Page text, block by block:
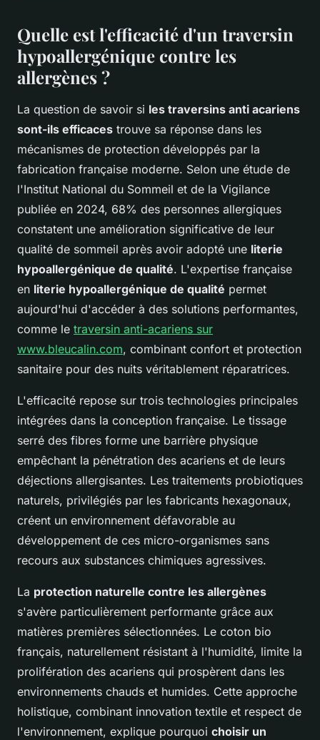
Quelle est l'efficacité d'un traversin
hypoallergénique contre les
allergènes ?
La question de savoir si les traversins anti acariens
sont-ils efficaces trouve sa réponse dans les
mécanismes de protection développés par la
fabrication française moderne. Selon une étude de
l'Institut National du Sommeil et de la Vigilance
publiée en 2024, 68% des personnes allergiques
constatent une amélioration significative de leur
qualité de sommeil après avoir adopté une literie
hypoallergénique de qualité. L'expertise française
en literie hypoallergénique de qualité permet
aujourd'hui d'accéder à des solutions performantes,
comme le traversin anti-acariens sur
www.bleucalin.com, combinant confort et protection
sanitaire pour des nuits véritablement réparatrices.
L'efficacité repose sur trois technologies principales
intégrées dans la conception française. Le tissage
serré des fibres forme une barrière physique
empêchant la pénétration des acariens et de leurs
déjections allergisantes. Les traitements probiotiques
naturels, privilégiés par les fabricants hexagonaux,
créent un environnement défavorable au
développement de ces micro-organismes sans
recours aux substances chimiques agressives.
La protection naturelle contre les allergènes
s'avère particulièrement performante grâce aux
matières premières sélectionnées. Le coton bio
français, naturellement résistant à l'humidité, limite la
prolifération des acariens qui prospèrent dans les
environnements chauds et humides. Cette approche
holistique, combinant innovation textile et respect de
l'environnement, explique pourquoi choisir un